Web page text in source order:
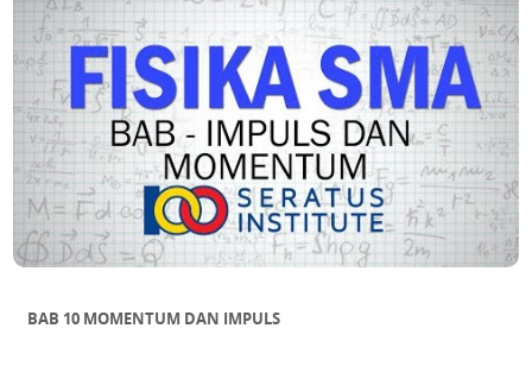
BAB 10 MOMENTUM DAN IMPULS